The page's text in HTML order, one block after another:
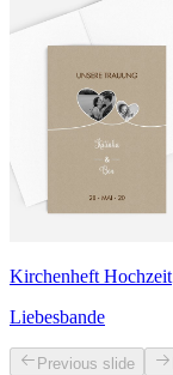
Kirchenheft Hochzeit
Liebesbande
Previous slide